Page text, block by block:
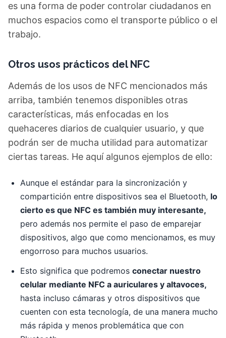
es una forma de poder controlar ciudadanos en
muchos espacios como el transporte público o el
trabajo.
Otros usos prácticos del NFC
Además de los usos de NFC mencionados más
arriba, también tenemos disponibles otras
características, más enfocadas en los
quehaceres diarios de cualquier usuario, y que
podrán ser de mucha utilidad para automatizar
ciertas tareas. He aquí algunos ejemplos de ello:
Aunque el estándar para la sincronización y
compartición entre dispositivos sea el Bluetooth, lo
cierto es que NFC es también muy interesante,
pero además nos permite el paso de emparejar
dispositivos, algo que como mencionamos, es muy
engorroso para muchos usuarios.
Esto significa que podremos conectar nuestro
celular mediante NFC a auriculares y altavoces,
hasta incluso cámaras y otros dispositivos que
cuenten con esta tecnología, de una manera mucho
más rápida y menos problemática que con